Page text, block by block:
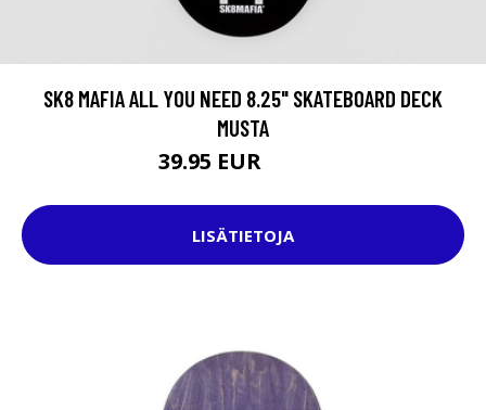
SK8 MAFIA ALL YOU NEED 8.25" SKATEBOARD DECK
MUSTA
39.95 EUR
LISÄTIETOJA